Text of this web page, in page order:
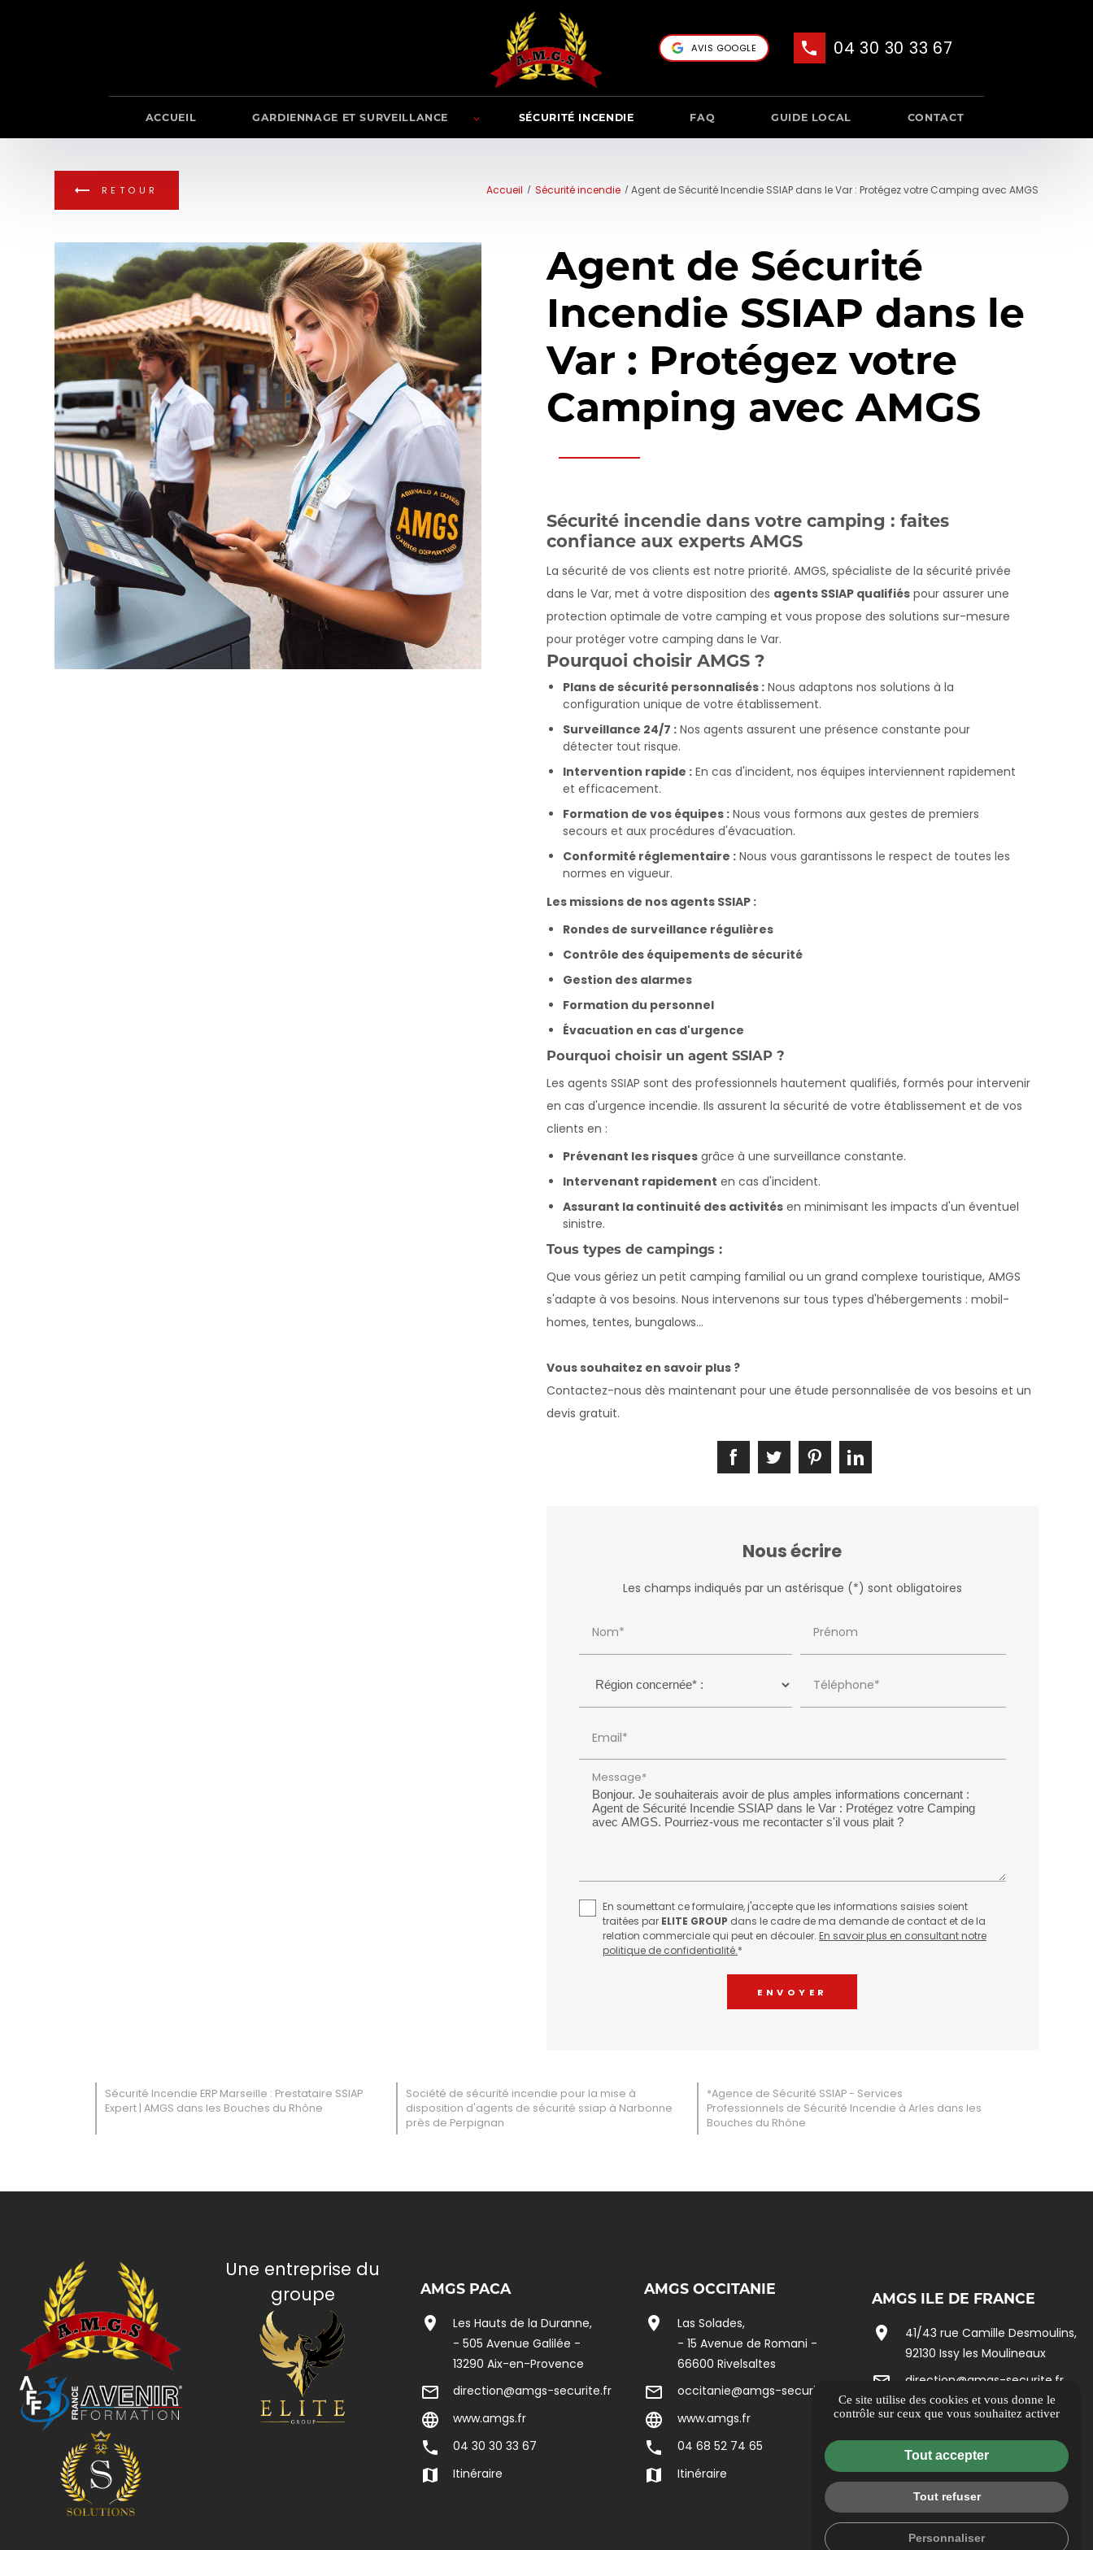
AVIS GOOGLE 04 30 30 33 67
ACCUEIL GARDIENNAGE ET SURVEILLANCE SÉCURITÉ INCENDIE FAQ GUIDE LOCAL CONTACT
Accueil Sécurité incendie Agent de Sécurité Incendie SSIAP dans le Var : Protégez votre Camping avec AMGS
RETOUR
Agent de Sécurité
Incendie SSIAP dans le
Var : Protégez votre
Camping avec AMGS
Sécurité incendie dans votre camping : faites
confiance aux experts AMGS
La sécurité de vos clients est notre priorité. AMGS, spécialiste de la sécurité privée
dans le Var, met à votre disposition des agents SSIAP qualifiés pour assurer une
protection optimale de votre camping et vous propose des solutions sur-mesure
pour protéger votre camping dans le Var.
Pourquoi choisir AMGS ?
Plans de sécurité personnalisés : Nous adaptons nos solutions à la
configuration unique de votre établissement.
Surveillance 24/7 : Nos agents assurent une présence constante pour
détecter tout risque.
Intervention rapide : En cas d'incident, nos équipes interviennent rapidement
et efficacement.
Formation de vos équipes : Nous vous formons aux gestes de premiers
secours et aux procédures d'évacuation.
Conformité réglementaire : Nous vous garantissons le respect de toutes les
normes en vigueur.
Les missions de nos agents SSIAP :
Rondes de surveillance régulières
Contrôle des équipements de sécurité
Gestion des alarmes
Formation du personnel
Évacuation en cas d'urgence
Pourquoi choisir un agent SSIAP ?
Les agents SSIAP sont des professionnels hautement qualifiés, formés pour intervenir
en cas d'urgence incendie. Ils assurent la sécurité de votre établissement et de vos
clients en :
Prévenant les risques grâce à une surveillance constante.
Intervenant rapidement en cas d'incident.
Assurant la continuité des activités en minimisant les impacts d'un éventuel
sinistre.
Tous types de campings :
Que vous gériez un petit camping familial ou un grand complexe touristique, AMGS
s'adapte à vos besoins. Nous intervenons sur tous types d'hébergements : mobil-
homes, tentes, bungalows...
Vous souhaitez en savoir plus ?
Contactez-nous dès maintenant pour une étude personnalisée de vos besoins et un
devis gratuit.
Nous écrire
Les champs indiqués par un astérisque (*) sont obligatoires
Nom* Prénom
Téléphone*
Email*
Message*
En soumettant ce formulaire, j'accepte que les informations saisies soient
traitées par ELITE GROUP dans le cadre de ma demande de contact et de la
relation commerciale qui peut en découler. En savoir plus en consultant notre
politique de confidentialité.*
Sécurité Incendie ERP Marseille : Prestataire SSIAP
Expert | AMGS dans les Bouches du Rhône
Société de sécurité incendie pour la mise à
disposition d'agents de sécurité ssiap à Narbonne
près de Perpignan
*Agence de Sécurité SSIAP - Services
Professionnels de Sécurité Incendie à Arles dans les
Bouches du Rhône
Une entreprise du
groupe
AMGS PACA
location_on
Les Hauts de la Duranne,
- 505 Avenue Galilée -
13290 Aix-en-Provence
mail_outline direction@amgs-securite.fr
language www.amgs.fr
phone 04 30 30 33 67
map Itinéraire
AMGS OCCITANIE
location_on
Las Solades,
- 15 Avenue de Romani -
66600 Rivelsaltes
mail_outline occitanie@amgs-securite.fr
language www.amgs.fr
phone 04 68 52 74 65
map Itinéraire
AMGS ILE DE FRANCE
location_on
41/43 rue Camille Desmoulins,
92130 Issy les Moulineaux
mail_outline direction@amgs-securite.fr
language www.amgs.fr
phone
Itinéraire
Ce site utilise des cookies et vous donne le
contrôle sur ceux que vous souhaitez activer
Tout accepter
Tout refuser
Personnaliser